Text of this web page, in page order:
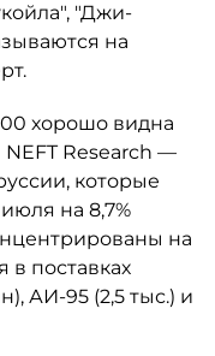
"Джи-
на
хорошо видна
Research —
которые
на 8,7%
на
в поставках
АИ-95 (2,5 тыс.) и